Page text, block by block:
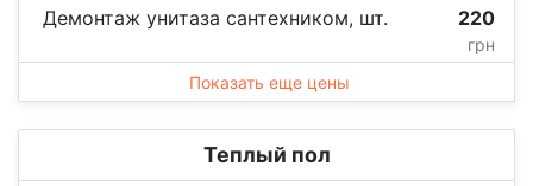
Демонтаж унитаза сантехником, шт. 220
грн
Показать еще цены
Теплый пол